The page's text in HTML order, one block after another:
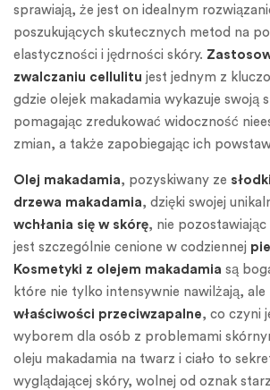
sprawiają, że jest on idealnym
poszukujących skutecznych metod na
elastyczności i jędrności skóry.
zwalczaniu cellulitu jest jednym z
gdzie olejek makadamia wykazuje swoją
pomagając zredukować widoczność
zmian, a także zapobiegając ich
Olej makadamia, pozyskiwany ze
drzewa makadamia, dzięki swojej
wchłania się w skórę, nie
jest szczególnie cenione w codziennej
Kosmetyki z olejem makadamia są
które nie tylko intensywnie nawilżają,
właściwości przeciwzapalne, co czyni
wyborem dla osób z problemami
oleju makadamia na twarz i ciało to
wyglądającej skóry, wolnej od oznak